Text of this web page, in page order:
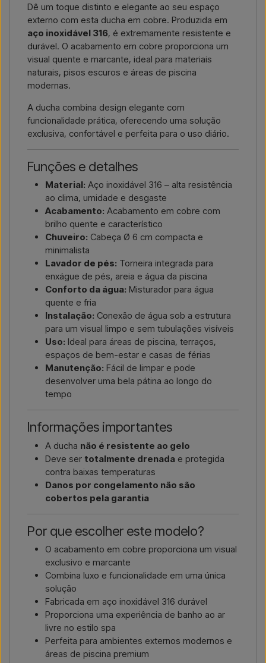
Contactar por email → Ligar-nos →
Dê um toque distinto e elegante ao seu espaço
externo com esta ducha em cobre. Produzida em
aço inoxidável 316, é extremamente resistente e
durável. O acabamento em cobre proporciona um
visual quente e marcante, ideal para materiais
naturais, pisos escuros e áreas de piscina
modernas.
A ducha combina design elegante com
funcionalidade prática, oferecendo uma solução
exclusiva, confortável e perfeita para o uso diário.
Funções e detalhes
Material: Aço inoxidável 316 – alta resistência
ao clima, umidade e desgaste
Acabamento: Acabamento em cobre com
brilho quente e característico
Chuveiro: Cabeça Ø 6 cm compacta e
minimalista
Lavador de pés: Torneira integrada para
enxágue de pés, areia e água da piscina
Conforto da água: Misturador para água
quente e fria
Instalação: Conexão de água sob a estrutura
para um visual limpo e sem tubulações visíveis
Uso: Ideal para áreas de piscina, terraços,
espaços de bem-estar e casas de férias
Manutenção: Fácil de limpar e pode
desenvolver uma bela pátina ao longo do
tempo
Informações importantes
A ducha não é resistente ao gelo
Deve ser totalmente drenada e protegida
contra baixas temperaturas
Danos por congelamento não são
cobertos pela garantia
Por que escolher este modelo?
O acabamento em cobre proporciona um visual
exclusivo e marcante
Combina luxo e funcionalidade em uma única
solução
Fabricada em aço inoxidável 316 durável
Proporciona uma experiência de banho ao ar
livre no estilo spa
Perfeita para ambientes externos modernos e
áreas de piscina premium